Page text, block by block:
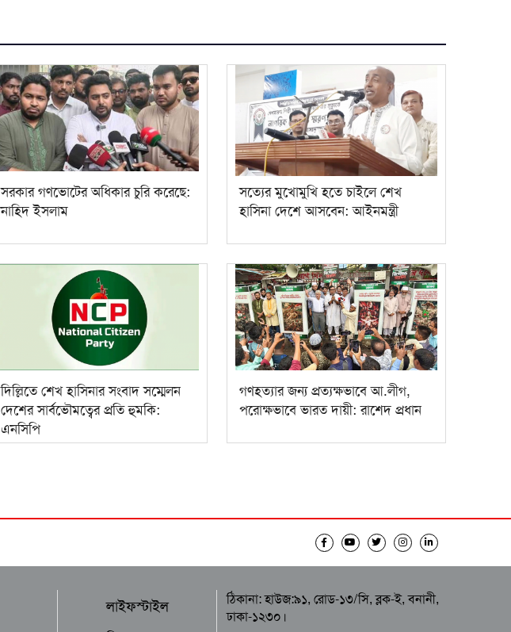
সরকার গণভোটের অধিকার চুরি করেছে:
নাহিদ ইসলাম
সত্যের মুখোমুখি হতে চাইলে শেখ
হাসিনা দেশে আসবেন: আইনমন্ত্রী
দিল্লিতে শেখ হাসিনার সংবাদ সম্মেলন
দেশের সার্বভৌমত্বের প্রতি হুমকি:
এনসিপি
গণহত্যার জন্য প্রত্যক্ষভাবে আ.লীগ,
পরোক্ষভাবে ভারত দায়ী: রাশেদ প্রধান
লাইফস্টাইল
ঠিকানা: হাউজ:৯১, রোড-১৩/সি, ব্লক-ই, বনানী,
ঢাকা-১২৩০।